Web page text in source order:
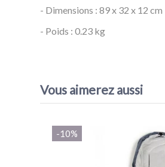
- Dimensions : 89 x 32 x 12 cm
- Poids : 0.23 kg
Vous aimerez aussi
-10%